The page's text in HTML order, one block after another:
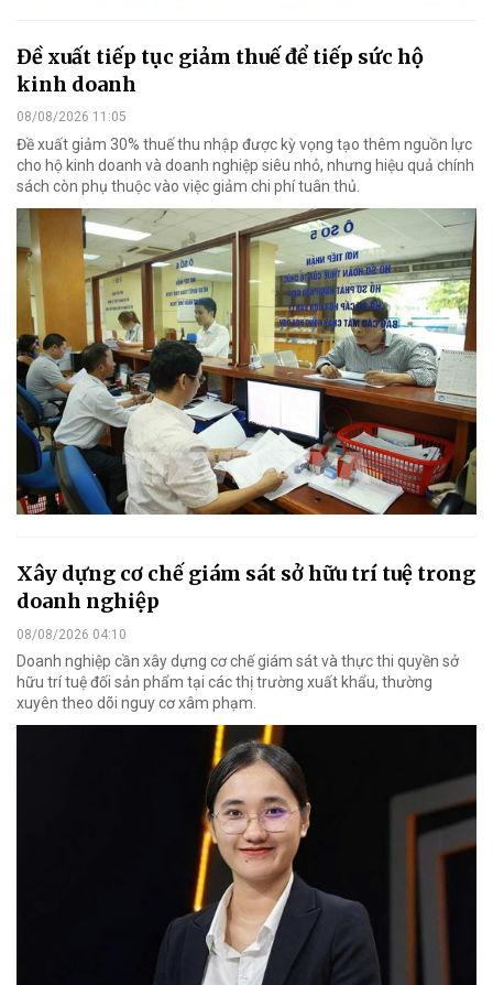
Đề xuất tiếp tục giảm thuế để tiếp sức hộ
kinh doanh
08/08/2026 11:05
Đề xuất giảm 30% thuế thu nhập được kỳ vọng tạo thêm nguồn lực
cho hộ kinh doanh và doanh nghiệp siêu nhỏ, nhưng hiệu quả chính
sách còn phụ thuộc vào việc giảm chi phí tuân thủ.
Xây dựng cơ chế giám sát sở hữu trí tuệ trong
doanh nghiệp
08/08/2026 04:10
Doanh nghiệp cần xây dựng cơ chế giám sát và thực thi quyền sở
hữu trí tuệ đối sản phẩm tại các thị trường xuất khẩu, thường
xuyên theo dõi nguy cơ xâm phạm.